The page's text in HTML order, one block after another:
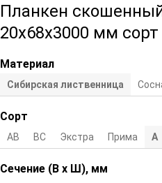
Планкен
20х68х3000 мм
Материал
Сибирская лиственница
Сорт
АВ ВС Экстра Прима А
Сечение (В х Ш), мм